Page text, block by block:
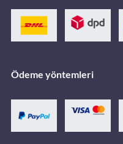
Ödeme yöntemleri